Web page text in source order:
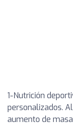
1-Nutrición
personalizados.
aumento de